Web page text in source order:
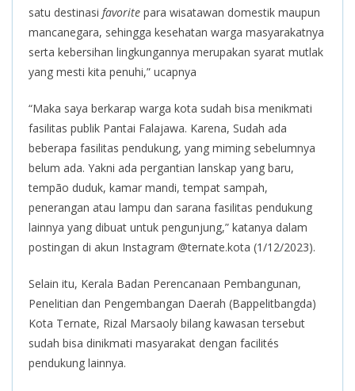
satu destinasi favorite para wisatawan domestik maupun
mancanegara, sehingga kesehatan warga masyarakatnya
serta kebersihan lingkungannya merupakan syarat mutlak
yang mesti kita penuhi,” ucapnya
“Maka saya berkarap warga kota sudah bisa menikmati
fasilitas publik Pantai Falajawa. Karena, Sudah ada
beberapa fasilitas pendukung, yang miming sebelumnya
belum ada. Yakni ada pergantian lanskap yang baru,
tempão duduk, kamar mandi, tempat sampah,
penerangan atau lampu dan sarana fasilitas pendukung
lainnya yang dibuat untuk pengunjung,” katanya dalam
postingan di akun Instagram @ternate.kota (1/12/2023).
Selain itu, Kerala Badan Perencanaan Pembangunan,
Penelitian dan Pengembangan Daerah (Bappelitbangda)
Kota Ternate, Rizal Marsaoly bilang kawasan tersebut
sudah bisa dinikmati masyarakat dengan facilités
pendukung lainnya.